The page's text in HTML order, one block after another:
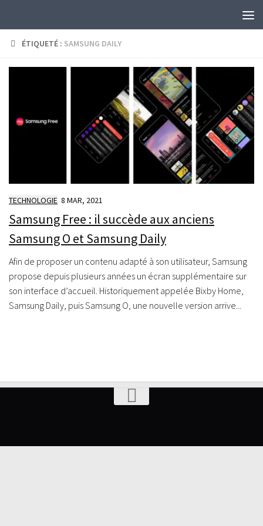
ÉTIQUETÉ : SAMSUNG DAILY
TECHNOLOGIE 8 MAR, 2021
Samsung Free : il succède aux anciens
Samsung O et Samsung Daily
Afin de proposer un contenu adapté à son utilisateur, Samsung
propose depuis plusieurs années un écran supplémentaire sur
son interface d’accueil. Historiquement appelée Bixby Home,
Samsung Daily, puis Samsung O, une nouvelle version arrive...